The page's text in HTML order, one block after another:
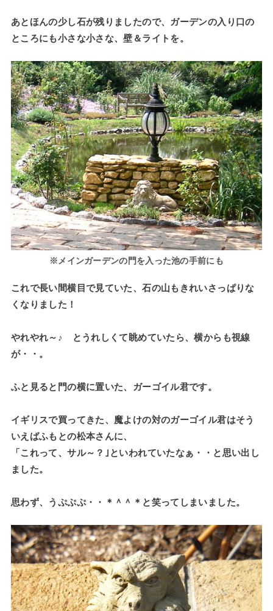
あとほんの少し石が残りましたので、ガーデンの入り口の
ところにも小さな小さな、壁＆ライトを。
※メインガーデンの門を入った池の手前にも
これで長い間横目で見ていた、石の山もきれいさっぱりな
くなりました！
やれやれ～♪ とうれしくて眺めていたら、横からも視線
が・・。
ふと見ると門の横に置いた、ガーゴイル君です。
イギリスで買ってきた、魔よけの対のガーゴイル君はそう
いえばふもとの松本さんに、
「これって、サル～？｣といわれていたなぁ・・と思い出し
ました。
思わず、うぷぷぷ・・＊＾＾＊と笑ってしまいました。